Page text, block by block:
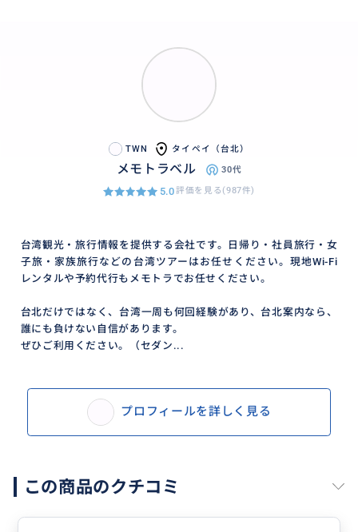
TWN タイペイ（台北）
メモトラベル 30代
5.0評価を見る(987件)
台湾観光・旅行情報を提供する会社です。日帰り・社員旅行・女
子旅・家族旅行などの台湾ツアーはお任せください。現地Wi-Fi
レンタルや予約代行もメモトラでお任せください。
台北だけではなく、台湾一周も何回経験があり、台北案内なら、
誰にも負けない自信があります。
ぜひご利用ください。（セダン...
プロフィールを詳しく見る
この商品のクチコミ